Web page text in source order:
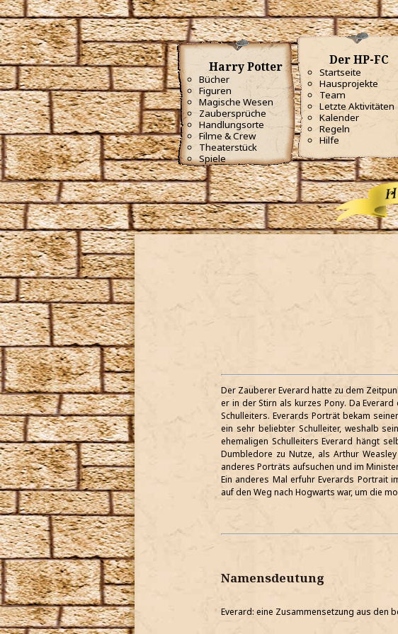
Harry Potter
Bücher
Figuren
Magische Wesen
Zaubersprüche
Handlungsorte
Filme & Crew
Theaterstück
Spiele
Der HP-FC
Startseite
Hausprojekte
Team
Letzte Aktivitäten
Kalender
Regeln
Hilfe
Der Zauberer Everard hatte zu dem
er in der Stirn als kurzes Pony. Da
Schulleiters. Everards Porträt bekam
ein sehr beliebter Schulleiter, weshalb
ehemaligen Schulleiters Everard hängt
Dumbledore zu Nutze, als Arthur
anderes Porträts aufsuchen und im
Ein anderes Mal erfuhr Everards Portrait
auf den Weg nach Hogwarts war, um die
Namensdeutung
Everard: eine Zusammensetzung aus den